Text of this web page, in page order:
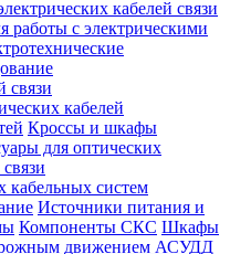
кабелей связи
с электрическими
связи
кабелей
Кроссы и шкафы
для оптических
кабельных систем
Источники питания и
Компоненты СКС Шкафы
движением АСУДД